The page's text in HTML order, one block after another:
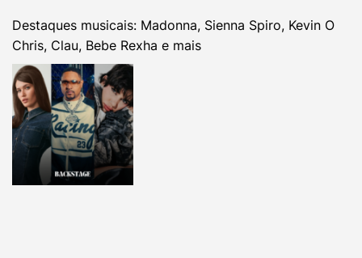
Destaques musicais: Madonna, Sienna Spiro, Kevin O
Chris, Clau, Bebe Rexha e mais